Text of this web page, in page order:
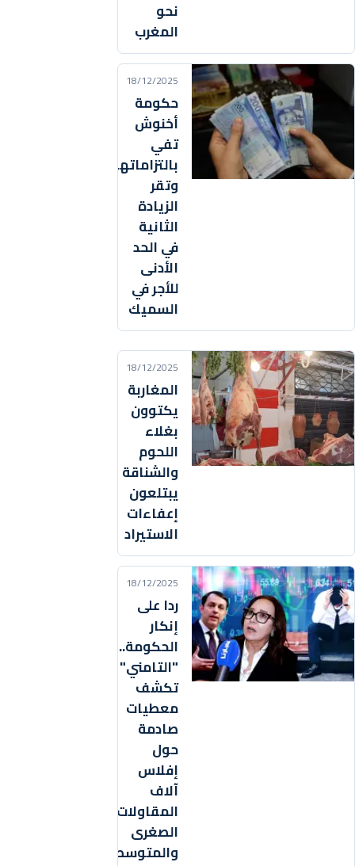
نحو
المغرب
18/12/2025
حكومة
أخنوش
تفي
بالتزاماتها
وتقر
الزيادة
الثانية
في الحد
الأدنى
للأجر في
السميك
18/12/2025
المغاربة
يكتوون
بغلاء
اللحوم
والشناقة
يبتلعون
إعفاءات
الاستيراد
18/12/2025
ردا على
إنكار
الحكومة..
"التامني"
تكشف
معطيات
صادمة
حول
إفلاس
آلاف
المقاولات
الصغرى
والمتوسطة